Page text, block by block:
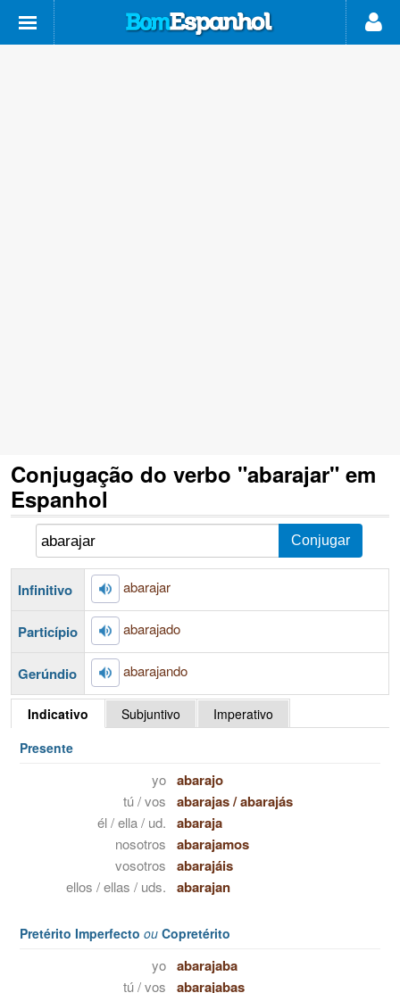
Conjugação do verbo "abarajar" em
Espanhol
Infinitivo abarajar
Particípio abarajado
Gerúndio abarajando
Indicativo Subjuntivo
Imperativo
Presente
yo abarajo
tú / vos abarajas/abarajás
él / ella / ud. abaraja
nosotros abarajamos
vosotros abarajáis
ellos / ellas / uds. abarajan
Pretérito Imperfecto ou Copretérito
yo abarajaba
tú / vos abarajabas